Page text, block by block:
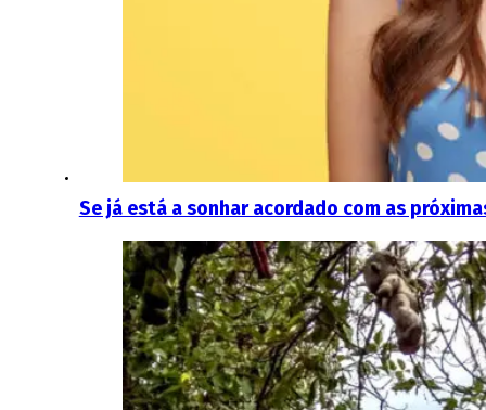
Se já está a sonhar acordado com as